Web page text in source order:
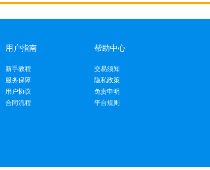
用户指南
新手教程
服务保障
用户协议
合同流程
帮助中心
交易须知
隐私政策
免责申明
平台规则